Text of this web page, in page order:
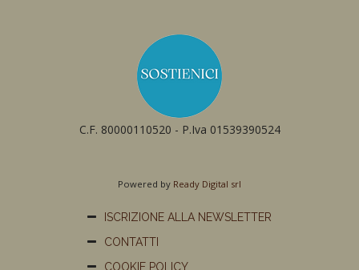
C.F. 80000110520 - P.Iva 01539390524
Powered by Ready Digital srl
ISCRIZIONE ALLA NEWSLETTER
CONTATTI
COOKIE POLICY